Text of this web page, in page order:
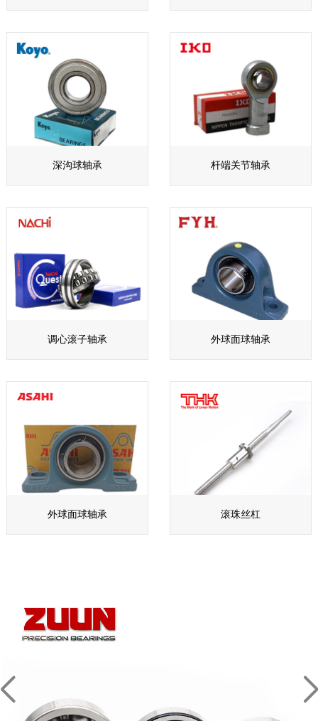
深沟球轴承 杆端关节轴承
调心滚子轴承 外球面球轴承
外球面球轴承 滚珠丝杠